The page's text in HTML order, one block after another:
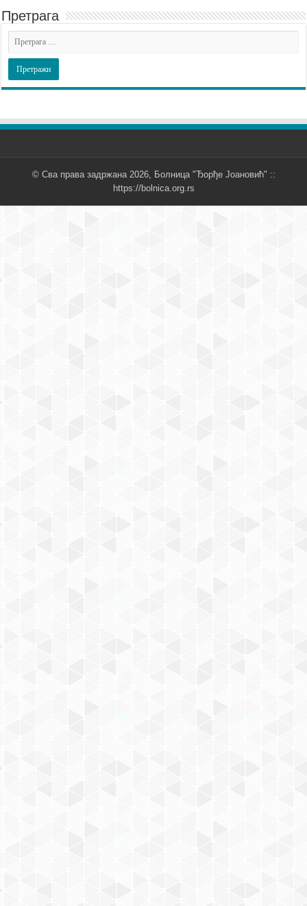
Претрага
© Сва права задржана 2026, Болница "Ђорђе Јоановић" ::
https://bolnica.org.rs